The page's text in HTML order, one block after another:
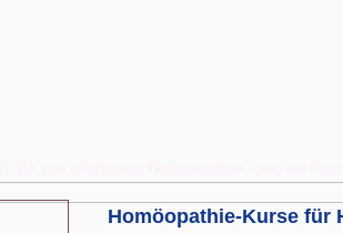
Homöopathie-Kurse für